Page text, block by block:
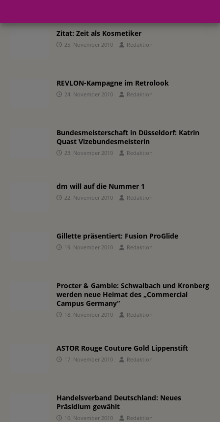
Zitat: Zeit als Kosmetiker
25. November 2010 Redaktion
REVLON-Kampagne im Retrolook
24. November 2010 Redaktion
Bundesmeisterschaft in Düsseldorf: Katrin
Quast Vizebundesmeisterin
23. November 2010 Redaktion
dm will auf die Nummer 1
22. November 2010 Redaktion
Gillette präsentiert: Fusion ProGlide
19. November 2010 Redaktion
Procter & Gamble: Schwalbach und Kronberg
werden neue Heimat des „Commercial
Campus Germany“
18. November 2010 Redaktion
ASTOR Rouge Couture Gold Lippenstift
17. November 2010 Redaktion
Handelsverband Deutschland: Neues
Präsidium gewählt
16. November 2010 Redaktion